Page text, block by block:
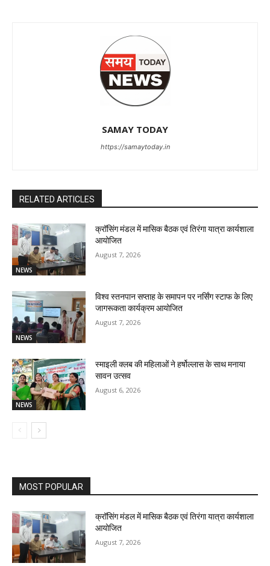
SAMAY TODAY
https://samaytoday.in
RELATED ARTICLES
NEWS
क्रॉसिंग मंडल में मासिक बैठक एवं तिरंगा यात्रा कार्यशाला
आयोजित
August 7, 2026
NEWS
विश्व स्तनपान सप्ताह के समापन पर नर्सिंग स्टाफ के लिए
जागरूकता कार्यक्रम आयोजित
August 7, 2026
NEWS
स्माइली क्लब की महिलाओं ने हर्षोल्लास के साथ मनाया
सावन उत्सव
August 6, 2026
MOST POPULAR
क्रॉसिंग मंडल में मासिक बैठक एवं तिरंगा यात्रा कार्यशाला
आयोजित
August 7, 2026